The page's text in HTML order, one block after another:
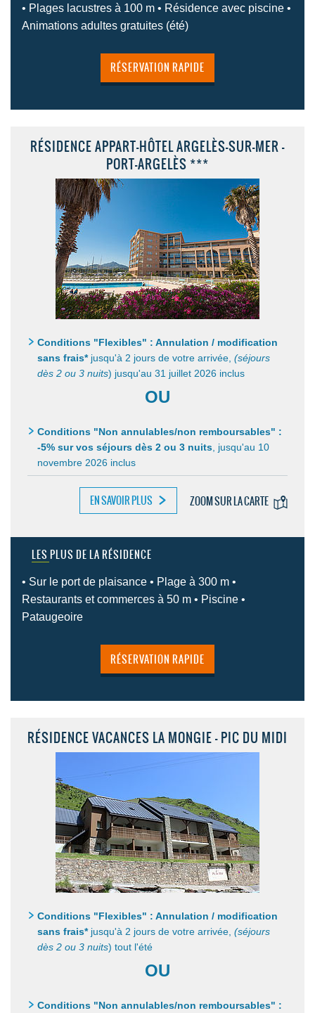
• Plages lacustres à 100 m • Résidence avec piscine •
Animations adultes gratuites (été)
RÉSERVATION RAPIDE
RÉSIDENCE APPART-HÔTEL ARGELÈS-SUR-MER -
PORT-ARGELÈS ***
Conditions "Flexibles" : Annulation / modification
sans frais*jusqu'à 2 jours de votre arrivée, (séjours
dès 2 ou 3 nuits) jusqu'au 31 juillet 2026 inclus
OU
Conditions "Non annulables/non remboursables" :
-5% sur vos séjours dès 2 ou 3 nuits jusqu'au 10
novembre 2026 inclus
EN SAVOIR PLUS ZOOM SUR LA CARTE
LES PLUS DE LA RÉSIDENCE
• Sur le port de plaisance • Plage à 300 m •
Restaurants et commerces à 50 m • Piscine •
Pataugeoire
RÉSERVATION RAPIDE
RÉSIDENCE VACANCES LA MONGIE - PIC DU MIDI
Conditions "Flexibles" : Annulation / modification
sans frais*jusqu'à 2 jours de votre arrivée, (séjours
dès 2 ou 3 nuits) tout l'été
OU
Conditions "Non annulables/non remboursables" :